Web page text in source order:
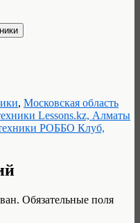
, Московская область
Lessons.kz, Алматы
РОББО Клуб,
Обязательные поля